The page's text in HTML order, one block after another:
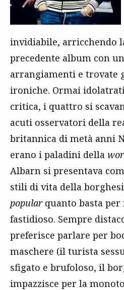
invidiabile, arricchendo
precedente album con
arrangiamenti e trovate
ironiche. Ormai
critica, i quattro si
acuti osservatori della
britannica di metà anni
erano i paladini della
Albarn si presentava
stili di vita della
popularquanto basta per
fastidioso. Sempre
preferisce parlare per
maschere (il turista
sfigato e brufoloso, il
impazzisce per la